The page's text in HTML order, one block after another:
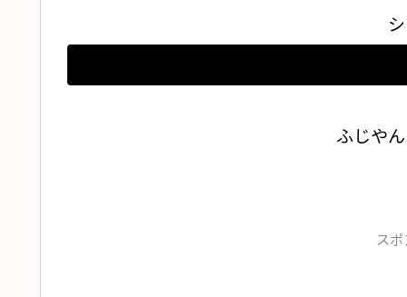
ふじや
ス